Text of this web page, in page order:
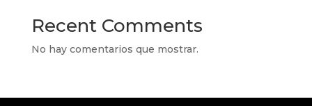
Recent Comments
No hay comentarios que mostrar.